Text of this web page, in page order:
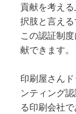
貢献を考え
択肢と言える
この認証制
献できます。
印刷屋さん
ンティング
る印刷会社